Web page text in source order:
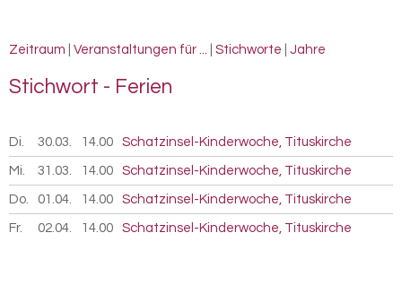
Zeitraum Veranstaltungen für ... Stichworte Jahre
Stich­wort - Fe­ri­en
Di. 30.03. 2027
14.00 Schatzinsel-Kinderwoche, Tituskirche
Mi. 31.03. 2027
14.00 Schatzinsel-Kinderwoche, Tituskirche
Do. 01.04. 2027
14.00 Schatzinsel-Kinderwoche, Tituskirche
Fr. 02.04. 2027
14.00 Schatzinsel-Kinderwoche, Tituskirche